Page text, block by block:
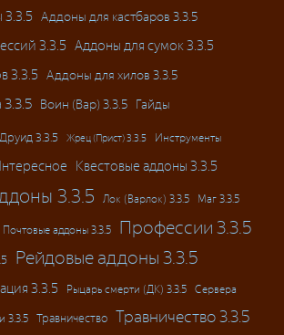
3.3.5 Аддоны для кастбаров 3.3.5
3.3.5 Аддоны для сумок 3.3.5
3.3.5 Аддоны для хилов 3.3.5
Воин (Вар) 3.3.5 Гайды
Друид 3.3.5 Жрец (Прист) 3.3.5 Инструменты
Квестовые аддоны 3.3.5
3.3.5 Лок (Варлок) 3.3.5 Маг 3.3.5
Почтовые аддоны 3.3.5 Профессии 3.3.5
Рейдовые аддоны 3.3.5
3.3.5 Рыцарь смерти (ДК) 3.3.5 Сервера
3.3.5 Травничество Травничество 3.3.5